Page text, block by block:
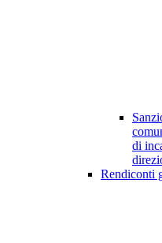
di
Rendiconti